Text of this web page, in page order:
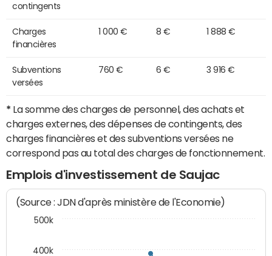
contingents
Charges
financières
1 000 € 8 € 1 888 €
Subventions
versées
760 € 6 € 3 916 €
* La somme des charges de personnel, des achats et
charges externes, des dépenses de contingents, des
charges financières et des subventions versées ne
correspond pas au total des charges de fonctionnement.
Emplois d'investissement de Saujac
(Source : JDN d'après ministère de l'Economie)
400k
500k